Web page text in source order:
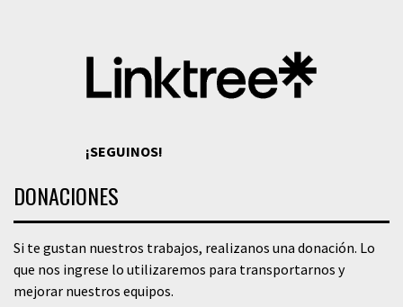
¡SEGUINOS!
DONACIONES
Si te gustan nuestros trabajos, realizanos una donación. Lo
que nos ingrese lo utilizaremos para transportarnos y
mejorar nuestros equipos.